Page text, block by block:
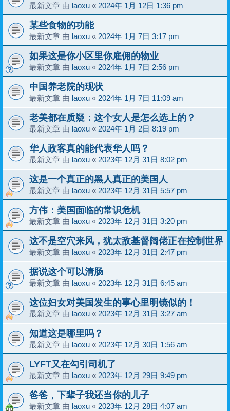
最新文章 由 laoxu « 2024年 1月 12日 1:36 pm
某些食物的功能
最新文章 由 laoxu « 2024年 1月 7日 3:17 pm
如果这是你小区里你雇佣的物业
最新文章 由 laoxu « 2024年 1月 7日 2:56 pm
中国养老院的现状
最新文章 由 laoxu « 2024年 1月 7日 11:09 am
老美都在质疑：这个女人是怎么选上的？
最新文章 由 laoxu « 2024年 1月 2日 8:19 pm
华人政客真的能代表华人吗？
最新文章 由 laoxu « 2023年 12月 31日 8:02 pm
这是一个真正的黑人真正的美国人
最新文章 由 laoxu « 2023年 12月 31日 5:57 pm
方伟：美国面临的常识危机
最新文章 由 laoxu « 2023年 12月 31日 3:20 pm
这不是空穴来风，犹太敌基督阔佬正在控制世界
最新文章 由 laoxu « 2023年 12月 31日 2:47 pm
据说这个可以清肠
最新文章 由 laoxu « 2023年 12月 31日 6:45 am
这位妇女对美国发生的事心里明镜似的！
最新文章 由 laoxu « 2023年 12月 31日 3:27 am
知道这是哪里吗？
最新文章 由 laoxu « 2023年 12月 30日 1:56 am
LYFT又在勾引司机了
最新文章 由 laoxu « 2023年 12月 29日 9:49 pm
爸爸，下辈子我还当你的儿子
最新文章 由 laoxu « 2023年 12月 28日 4:07 am